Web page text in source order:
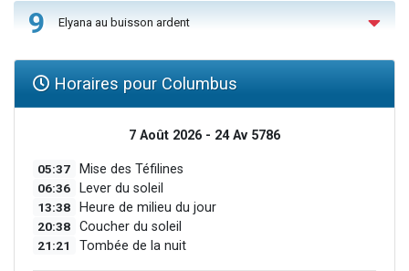
9 Elyana au buisson ardent
Horaires pour Columbus
7 Août 2026 - 24 Av 5786
05:37 Mise des Téfilines
06:36 Lever du soleil
13:38 Heure de milieu du jour
20:38 Coucher du soleil
21:21 Tombée de la nuit